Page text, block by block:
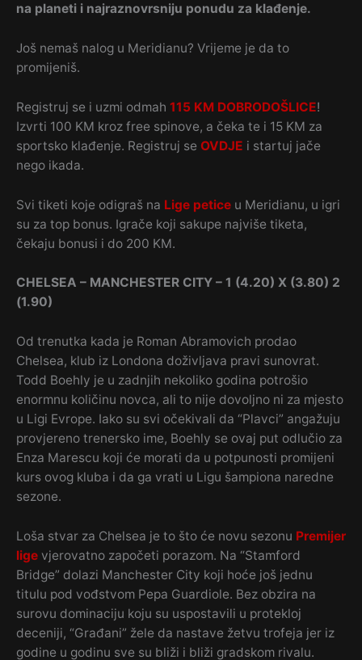
na planeti i najraznovrsniju ponudu za klađenje.
Još nemaš nalog u Meridianu? Vrijeme je da to
promijeniš.
Registruj se i uzmi odmah 115 KM DOBRODOŠLICE!
Izvrti 100 KM kroz free spinove, a čeka te i 15 KM za
sportsko klađenje. Registruj se OVDJE i startuj jače
nego ikada.
Svi tiketi koje odigraš na Lige petice u Meridianu, u igri
su za top bonus. Igrače koji sakupe najviše tiketa,
čekaju bonusi i do 200 KM.
CHELSEA – MANCHESTER CITY – 1 (4.20) X (3.80) 2
(1.90)
Od trenutka kada je Roman Abramovich prodao
Chelsea, klub iz Londona doživljava pravi sunovrat.
Todd Boehly je u zadnjih nekoliko godina potrošio
enormnu količinu novca, ali to nije dovoljno ni za mjesto
u Ligi Evrope. Iako su svi očekivali da “Plavci” angažuju
provjereno trenersko ime, Boehly se ovaj put odlučio za
Enza Marescu koji će morati da u potpunosti promijeni
kurs ovog kluba i da ga vrati u Ligu šampiona naredne
sezone.
Loša stvar za Chelsea je to što će novu sezonu Premijer
lige vjerovatno započeti porazom. Na “Stamford
Bridge” dolazi Manchester City koji hoće još jednu
titulu pod vođstvom Pepa Guardiole. Bez obzira na
surovu dominaciju koju su uspostavili u protekloj
deceniji, “Građani” žele da nastave žetvu trofeja jer iz
godine u godinu sve su bliži i bliži gradskom rivalu.